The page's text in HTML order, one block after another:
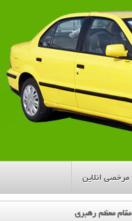
مرخصی انلاین
مقام معظم رهبری